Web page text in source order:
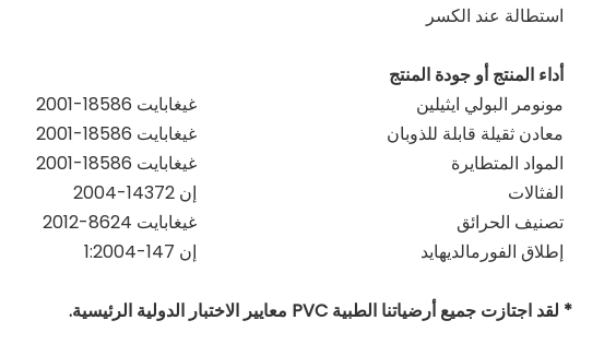
استطالة عند الكسر
أداء المنتج أو جودة المنتج
مونومر البولي ايثيلين
غيغابايت 18586-2001
معادن ثقيلة قابلة للذوبان
غيغابايت 18586-2001
المواد المتطايرة
غيغابايت 18586-2001
الفثالات
إن 14372-2004
تصنيف الحرائق
غيغابايت 8624-2012
إطلاق الفورمالديهايد
إن 147-1:2004
* لقد اجتازت جميع أرضياتنا الطبية PVC معايير الاختبار الدولية الرئيسية.